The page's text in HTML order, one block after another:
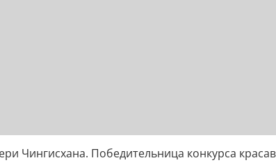
Чингисхана. Победительница конкурса